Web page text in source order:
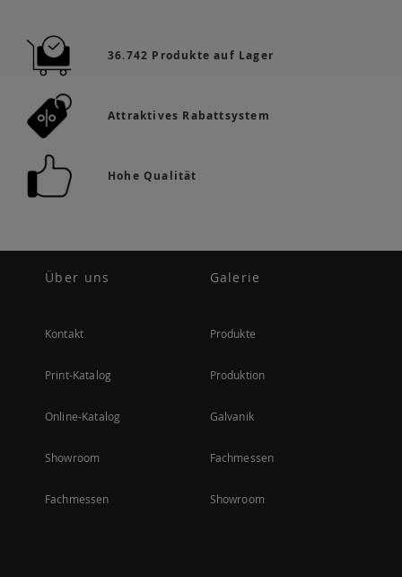
36.742 Produkte auf Lager
Attraktives Rabattsystem
Hohe Qualität
Über uns
Kontakt
Print-Katalog
Online-Katalog
Showroom
Fachmessen
Galerie
Produkte
Produktion
Galvanik
Fachmessen
Showroom